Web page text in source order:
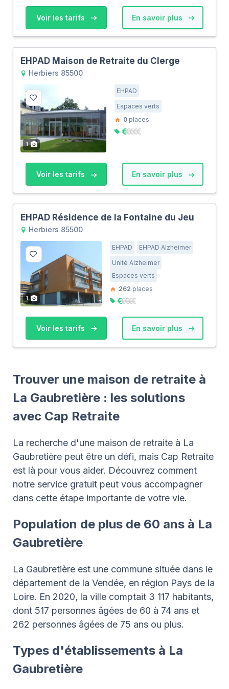
Voir les tarifs En savoir plus
EHPAD Maison de Retraite du Clerge
Herbiers 85500
1
EHPAD
Espaces verts
0 places
Voir les tarifs En savoir plus
EHPAD Résidence de la Fontaine du Jeu
Herbiers 85500
1
EHPAD
EHPAD Alzheimer
Unité Alzheimer
Espaces verts
262 places
Voir les tarifs En savoir plus
Trouver une maison de retraite à
La Gaubretière : les solutions
avec Cap Retraite
La recherche d'une maison de retraite à La
Gaubretière peut être un défi, mais Cap Retraite
est là pour vous aider. Découvrez comment
notre service gratuit peut vous accompagner
dans cette étape importante de votre vie.
Population de plus de 60 ans à La
Gaubretière
La Gaubretière est une commune située dans le
département de la Vendée, en région Pays de la
Loire. En 2020, la ville comptait 3 117 habitants,
dont 517 personnes âgées de 60 à 74 ans et
262 personnes âgées de 75 ans ou plus.
Types d'établissements à La
Gaubretière